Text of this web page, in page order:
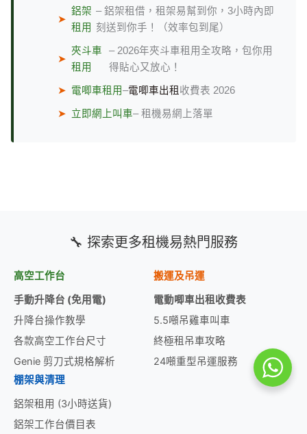
➤
鋁架
租用
– 鋁架租借，租架易幫到你，3小時內即
刻送到你手！（效率包到尾）
➤
夾斗車
租用
– 2026年夾斗車租用全攻略，包你用
得貼心又放心！
➤ 電唧車租用–電唧車出租 收費表 2026
➤ 立即網上叫車– 租機易網上落單
🔧 探索更多租機易熱門服務
高空工作台
手動升降台 (免用電)
升降台操作教學
各款高空工作台尺寸
Genie 剪刀式規格解析
搬運及吊運
電動唧車出租收費表
5.5噸吊雞車叫車
終極租吊車攻略
24噸重型吊運服務
棚架與清理
鋁架租用 (3小時送貨)
鋁架工作台價目表